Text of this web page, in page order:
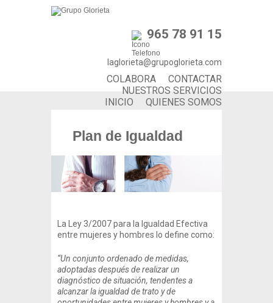
965 78 91 15
laglorieta@grupoglorieta.com
CONTACTAR
COLABORA
NUESTROS SERVICIOS
QUIENES SOMOS
INICIO
Plan de Igualdad
La Ley 3/2007 para la Igualdad Efectiva
entre mujeres y hombres lo define como:
“Un conjunto ordenado de medidas,
adoptadas después de realizar un
diagnóstico de situación, tendentes a
alcanzar la igualdad de trato y de